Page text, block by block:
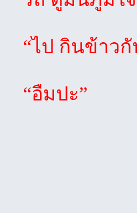
“ไป กินข้าว
“อืมปะ”